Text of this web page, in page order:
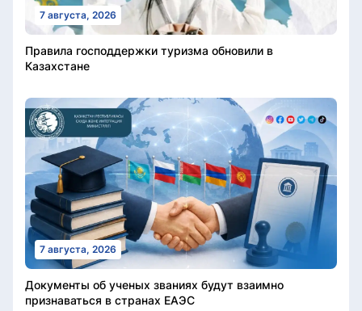
7 августа, 2026
Правила господдержки туризма обновили в
Казахстане
7 августа, 2026
Документы об ученых званиях будут взаимно
признаваться в странах ЕАЭС